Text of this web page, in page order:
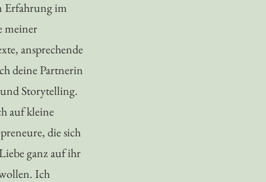
Erfahrung im
meiner
ansprechende
deine Partnerin
Storytelling.
auf kleine
die sich
ganz auf ihr
Ich